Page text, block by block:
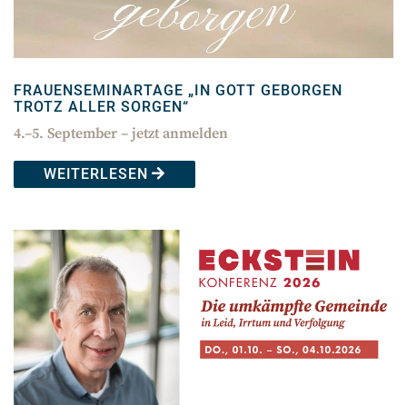
FRAUENSEMINARTAGE „IN GOTT GEBORGEN
TROTZ ALLER SORGEN“
4.–5. September – jetzt anmelden
WEITERLESEN